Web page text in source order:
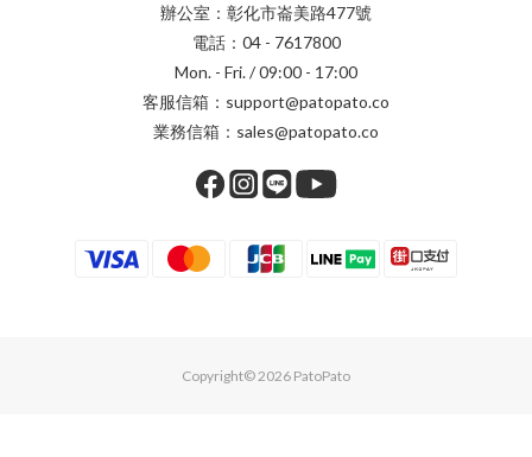
辦公室：彰化市崙美路477號
電話：04 - 7617800
Mon. - Fri. / 09:00 - 17:00
客服信箱：support@patopato.co
業務信箱：sales@patopato.co
Copyright© 2026 PatoPato